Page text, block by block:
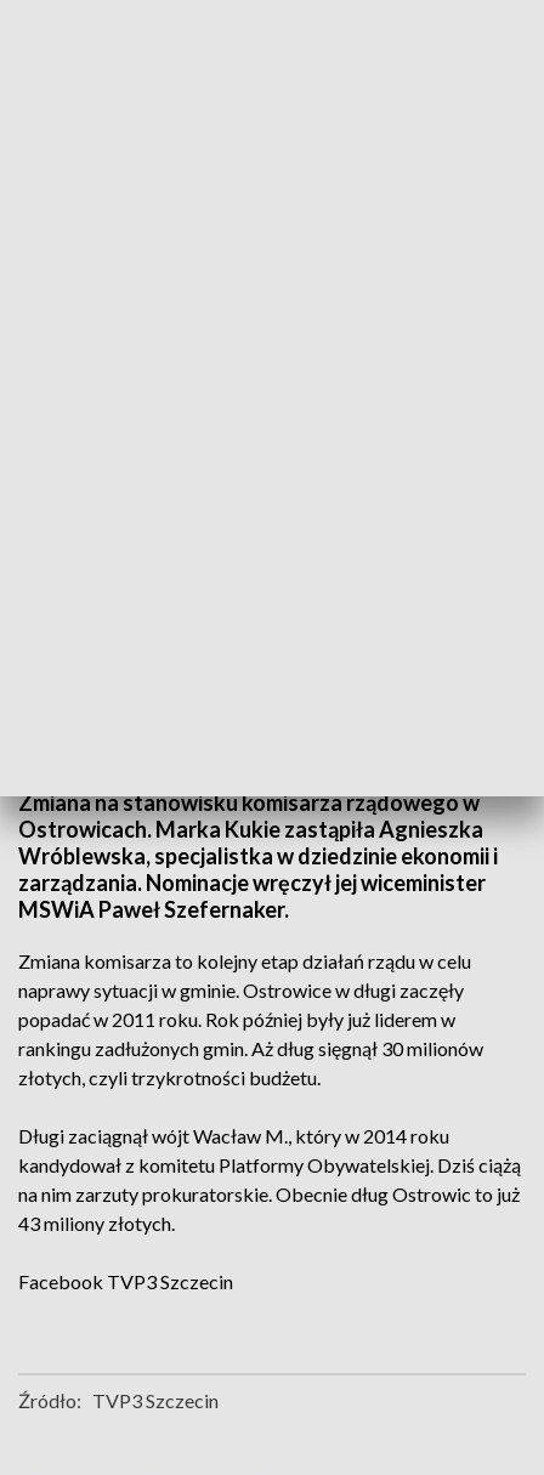
Zmiana na stanowisku komisarza rządowego w
Ostrowicach. Marka Kukie zastąpiła Agnieszka
Wróblewska, specjalistka w dziedzinie ekonomii i
zarządzania. Nominacje wręczył jej wiceminister
MSWiA Paweł Szefernaker.
Zmiana komisarza to kolejny etap działań rządu w celu
naprawy sytuacji w gminie. Ostrowice w długi zaczęły
popadać w 2011 roku. Rok później były już liderem w
rankingu zadłużonych gmin. Aż dług sięgnął 30 milionów
złotych, czyli trzykrotności budżetu.
Długi zaciągnął wójt Wacław M., który w 2014 roku
kandydował z komitetu Platformy Obywatelskiej. Dziś ciążą
na nim zarzuty prokuratorskie. Obecnie dług Ostrowic to już
43 miliony złotych.
Facebook TVP3 Szczecin
Źródło: TVP3 Szczecin